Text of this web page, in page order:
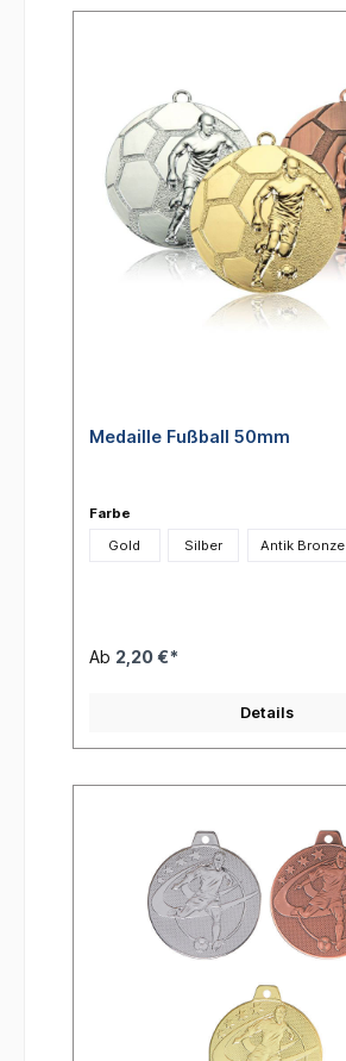
Medaille Fußball 50mm
Farbe
Gold
Silber Antik Bronze
Ab 2,20 €*
Details